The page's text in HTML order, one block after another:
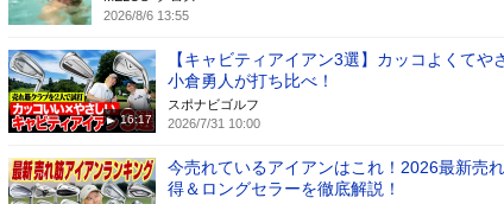
2026/8/6 13:55
16:17
【キャビティアイアン3選】カッコよくて
小倉勇人が打ち比べ！
スポナビゴルフ
2026/7/31 10:00
今売れているアイアンはこれ！2026最新売
得＆ロングセラーを徹底解説！